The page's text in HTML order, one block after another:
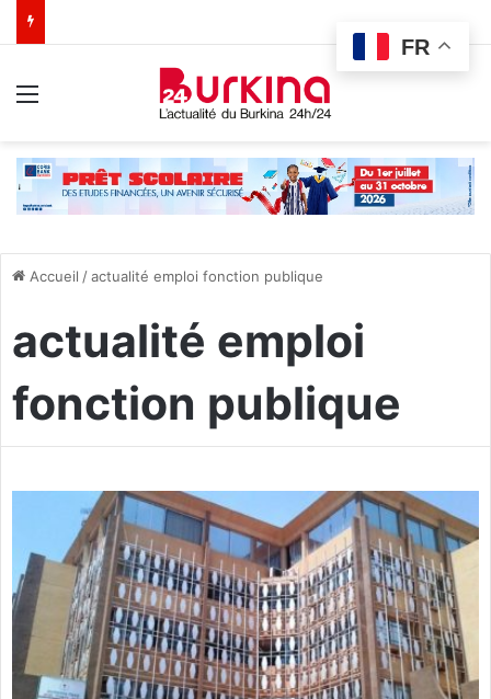
Accueil /actualité emploi fonction publique
actualité emploi
fonction publique
FR